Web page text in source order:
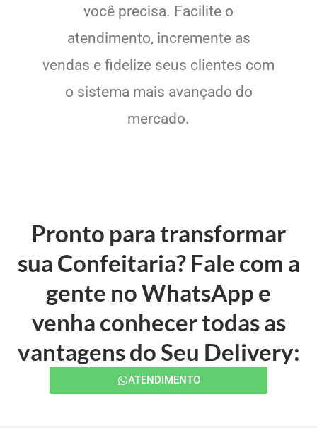
você precisa. Facilite o
atendimento, incremente as
vendas e fidelize seus clientes com
o sistema mais avançado do
mercado.
Pronto para transformar
sua Confeitaria? Fale com a
gente no WhatsApp e
venha conhecer todas as
vantagens do Seu Delivery:
ATENDIMENTO